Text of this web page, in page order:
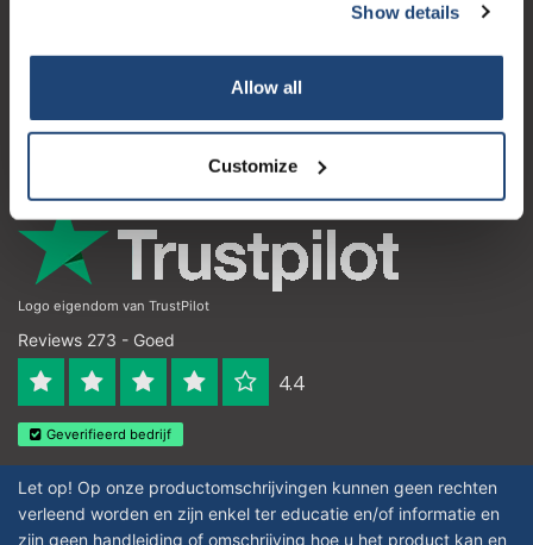
Show details
Allow all
Customize
Contactgegevens
Logo eigendom van TrustPilot
Reviews 273 - Goed
4.4
Geverifieerd bedrijf
Let op! Op onze productomschrijvingen kunnen geen rechten
verleend worden en zijn enkel ter educatie en/of informatie en
zijn geen handleiding of omschrijving hoe u het product kan en
€50.00